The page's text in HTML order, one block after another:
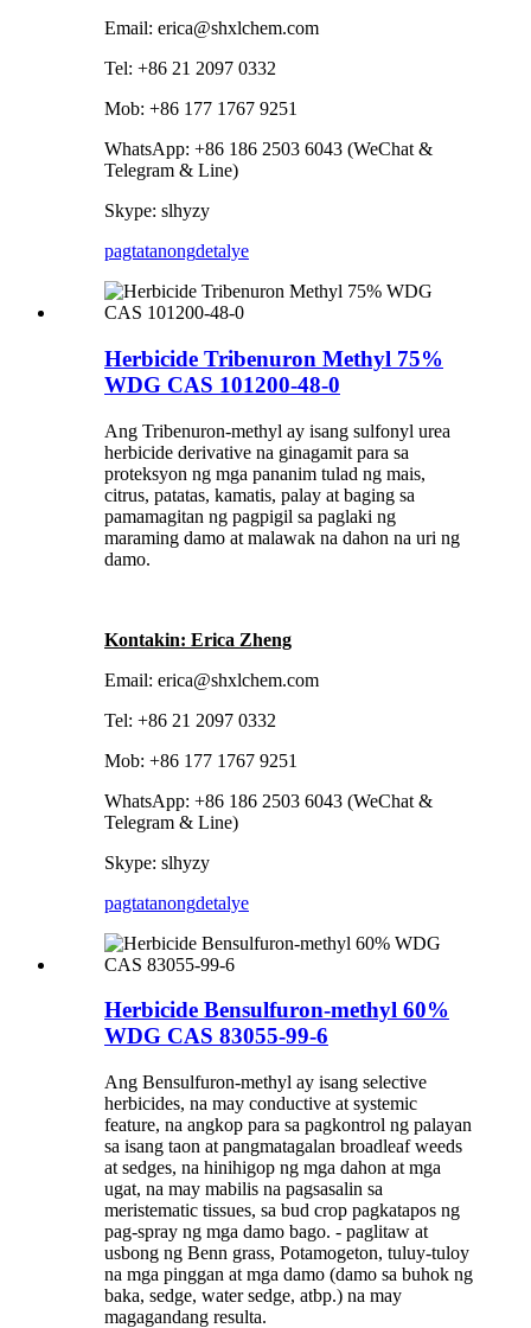
Email: erica@shxlchem.com
Tel: +86 21 2097 0332
Mob: +86 177 1767 9251
WhatsApp: +86 186 2503 6043 (WeChat &
Telegram & Line)
Skype: slhyzy
pagtatanongdetalye
Herbicide Tribenuron Methyl 75%
WDG CAS 101200-48-0
Ang Tribenuron-methyl ay isang sulfonyl urea
herbicide derivative na ginagamit para sa
proteksyon ng mga pananim tulad ng mais,
citrus, patatas, kamatis, palay at baging sa
pamamagitan ng pagpigil sa paglaki ng
maraming damo at malawak na dahon na uri ng
damo.
Kontakin: Erica Zheng
Email: erica@shxlchem.com
Tel: +86 21 2097 0332
Mob: +86 177 1767 9251
WhatsApp: +86 186 2503 6043 (WeChat &
Telegram & Line)
Skype: slhyzy
pagtatanongdetalye
Herbicide Bensulfuron-methyl 60%
WDG CAS 83055-99-6
Ang Bensulfuron-methyl ay isang selective
herbicides, na may conductive at systemic
feature, na angkop para sa pagkontrol ng palayan
sa isang taon at pangmatagalan broadleaf weeds
at sedges, na hinihigop ng mga dahon at mga
ugat, na may mabilis na pagsasalin sa
meristematic tissues, sa bud crop pagkatapos ng
pag-spray ng mga damo bago. - paglitaw at
usbong ng Benn grass, Potamogeton, tuluy-tuloy
na mga pinggan at mga damo (damo sa buhok ng
baka, sedge, water sedge, atbp.) na may
magagandang resulta.